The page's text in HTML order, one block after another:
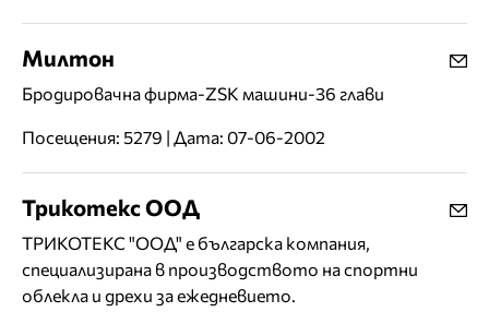
Милтон
Бродировачна фирма-ZSK машини-36 глави
Посещения: 5279 | Дата: 07-06-2002
Трикотекс ООД
ТРИКОТЕКС "ООД" е българска компания,
специализирана в производството на спортни
облекла и дрехи за ежедневието.